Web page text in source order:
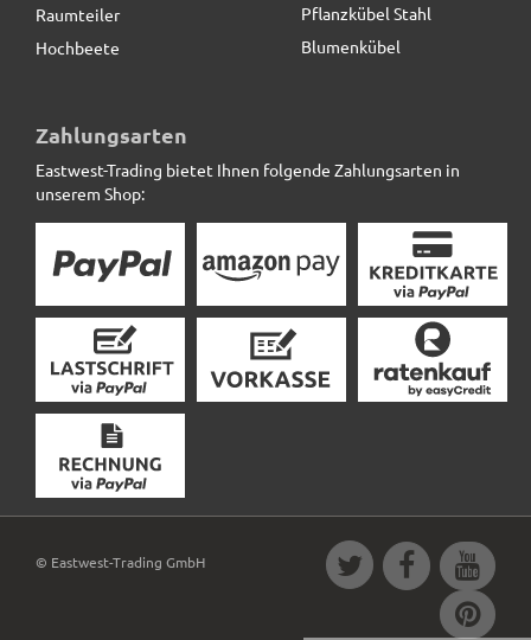
8,50 € *
Raumteiler
Hochbeete
Pflanzkübel Stahl
Blumenkübel
Zahlungsarten
Eastwest-Trading bietet Ihnen folgende Zahlungsarten in
unserem Shop:
© Eastwest-Trading GmbH